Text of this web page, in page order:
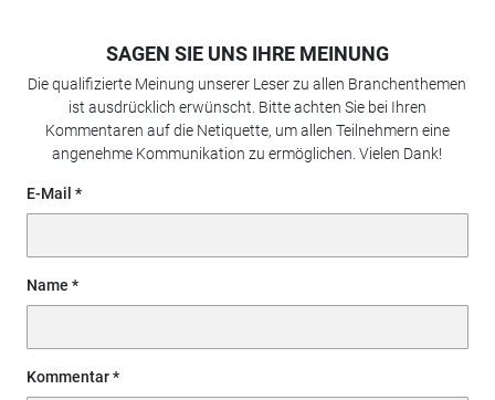
SAGEN SIE UNS IHRE MEINUNG
Die qualifizierte Meinung unserer Leser zu allen Branchenthemen
ist ausdrücklich erwünscht. Bitte achten Sie bei Ihren
Kommentaren auf die Netiquette, um allen Teilnehmern eine
angenehme Kommunikation zu ermöglichen. Vielen Dank!
E-Mail
Name
Kommentar